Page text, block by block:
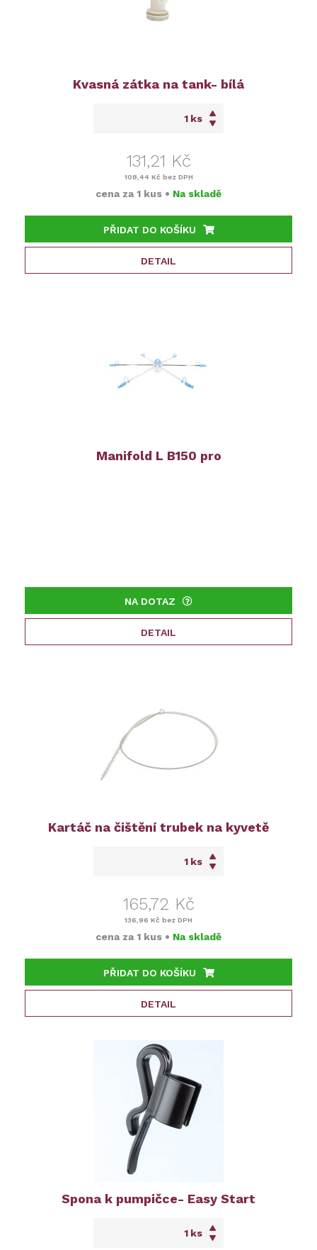
Kvasná zátka na tank- bílá
ks
131,21 Kč
108,44 Kč bez DPH
cena za 1 kus • Na skladě
PŘIDAT DO KOŠÍKU
DETAIL
Manifold L B150 pro
NA DOTAZ
DETAIL
Kartáč na čištění trubek na kyvetě
ks
165,72 Kč
136,96 Kč bez DPH
cena za 1 kus • Na skladě
PŘIDAT DO KOŠÍKU
DETAIL
Spona k pumpičce- Easy Start
ks